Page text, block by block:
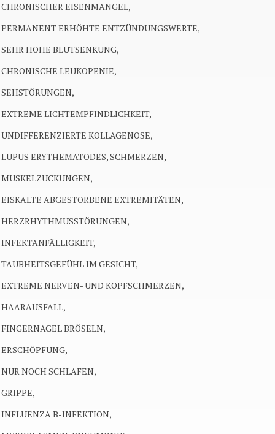
CHRONISCHER EISENMANGEL,
PERMANENT ERHÖHTE ENTZÜNDUNGSWERTE,
SEHR HOHE BLUTSENKUNG,
CHRONISCHE LEUKOPENIE,
SEHSTÖRUNGEN,
EXTREME LICHTEMPFINDLICHKEIT,
UNDIFFERENZIERTE KOLLAGENOSE,
LUPUS ERYTHEMATODES, SCHMERZEN,
MUSKELZUCKUNGEN,
EISKALTE ABGESTORBENE EXTREMITÄTEN,
HERZRHYTHMUSSTÖRUNGEN,
INFEKTANFÄLLIGKEIT,
TAUBHEITSGEFÜHL IM GESICHT,
EXTREME NERVEN- UND KOPFSCHMERZEN,
HAARAUSFALL,
FINGERNÄGEL BRÖSELN,
ERSCHÖPFUNG,
NUR NOCH SCHLAFEN,
GRIPPE,
INFLUENZA B-INFEKTION,